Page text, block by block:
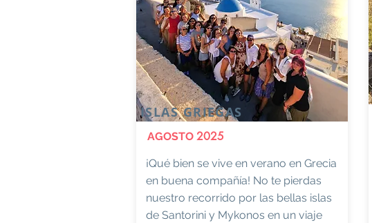
ISLAS GRIEGAS
AGOSTO 2025
¡Qué bien se vive en verano en Grecia
en buena compañía! No te pierdas
nuestro recorrido por las bellas islas
de Santorini y Mykonos en un viaje